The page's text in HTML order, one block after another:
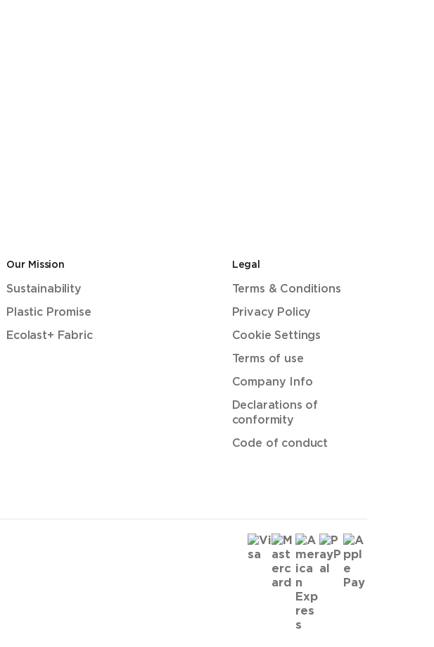
Our Mission
Sustainability
Plastic Promise
Ecolast+ Fabric
Legal
Terms & Conditions
Privacy Policy
Cookie Settings
Terms of use
Company Info
Declarations of
conformity
Code of conduct